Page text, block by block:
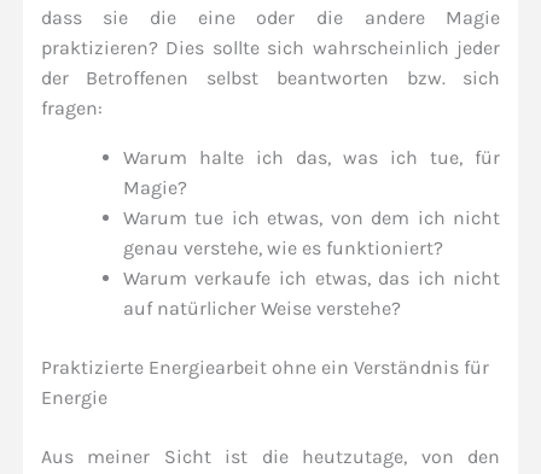
dass sie die eine oder die andere Magie
praktizieren? Dies sollte sich wahrscheinlich jeder
der Betroffenen selbst beantworten bzw. sich
fragen:
Warum halte ich das, was ich tue, für
Magie?
Warum tue ich etwas, von dem ich nicht
genau verstehe, wie es funktioniert?
Warum verkaufe ich etwas, das ich nicht
auf natürlicher Weise verstehe?
Praktizierte Energiearbeit ohne ein Verständnis für
Energie
Aus meiner Sicht ist die heutzutage, von den